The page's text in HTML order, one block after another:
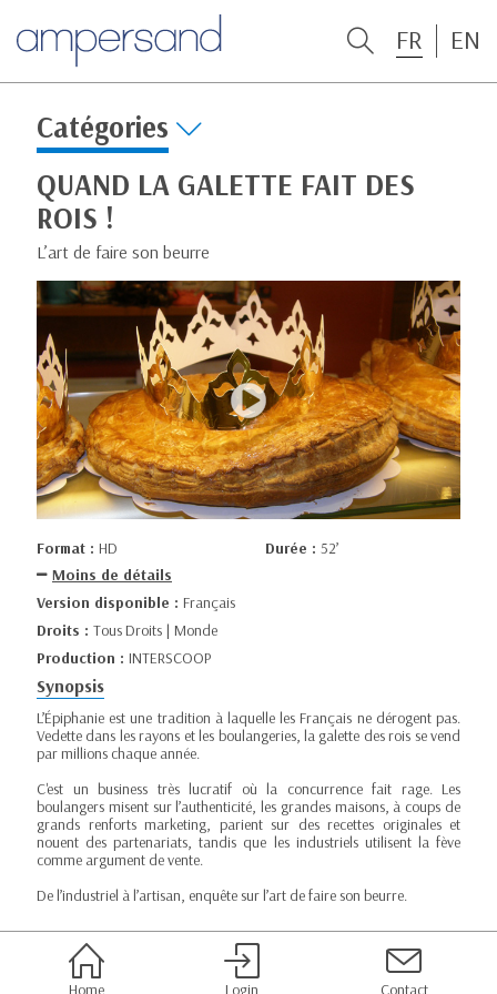
FR EN
Catégories
QUAND LA GALETTE FAIT DES
ROIS !
L’art de faire son beurre
Format : HD Durée : 52’
Moins de détails
Version disponible : Français
Droits : Tous Droits | Monde
Production : INTERSCOOP
Synopsis
L’Épiphanie est une tradition à laquelle les Français ne dérogent pas.
Vedette dans les rayons et les boulangeries, la galette des rois se vend
par millions chaque année.
C'est un business très lucratif où la concurrence fait rage. Les
boulangers misent sur l’authenticité, les grandes maisons, à coups de
grands renforts marketing, parient sur des recettes originales et
nouent des partenariats, tandis que les industriels utilisent la fève
comme argument de vente.
De l’industriel à l’artisan, enquête sur l’art de faire son beurre.
Home Login Contact